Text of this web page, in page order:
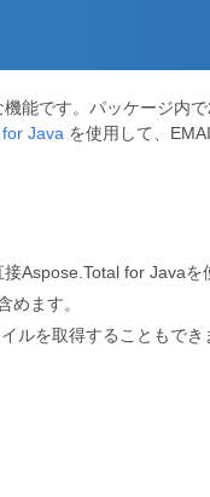
能です。パッケージ内
Java を使用して、
Aspose.Total for Javaを
めます。
ルを取得することもでき